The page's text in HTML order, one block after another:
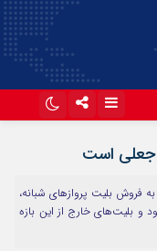
جعلی است
فروش بلیت‌ پروازهای شبانه،
عصر انجام نمی‌شود و بلیت‌های خارج از این بازه